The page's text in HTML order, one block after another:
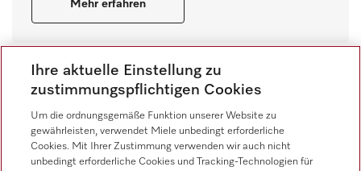
Mehr erfahren
Ihre aktuelle Einstellung zu
zustimmungspflichtigen Cookies
Um die ordnungsgemäße Funktion unserer Website zu
gewährleisten, verwendet Miele unbedingt erforderliche
Cookies. Mit Ihrer Zustimmung verwenden wir auch nicht
unbedingt erforderliche Cookies und Tracking-Technologien für